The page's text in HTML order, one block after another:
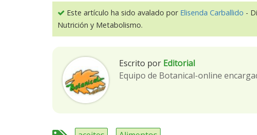
Este artículo ha sido avalado por Elisenda Carballido -
Nutrición y Metabolismo.
Escrito por Editorial
Equipo de Botanical-online